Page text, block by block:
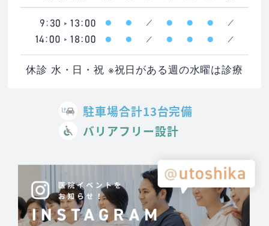
休診 水・日・祝 ※祝日がある週の水曜は診療
駐車場合計13台完備
バリアフリー設計